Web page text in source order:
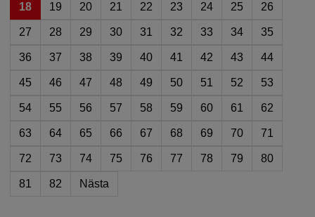
18 19 20 21 22 23 24 25 26
27 28 29 30 31 32 33 34 35
36 37 38 39 40 41 42 43 44
45 46 47 48 49 50 51 52 53
54 55 56 57 58 59 60 61 62
63 64 65 66 67 68 69 70 71
72 73 74 75 76 77 78 79 80
81 82 Nästa